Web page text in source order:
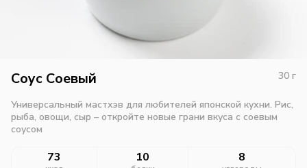
Соус Соевый 30 г
Универсальный мастхэв для любителей японской кухни. Рис,
рыба, овощи, сыр – откройте новые грани вкуса с соевым
соусом
73 10 8